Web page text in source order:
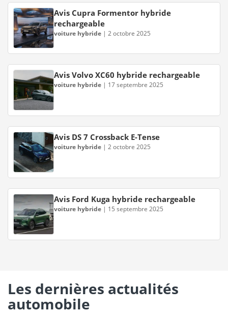
Avis Cupra Formentor hybride
rechargeable
voiture hybride | 2 octobre 2025
Avis Volvo XC60 hybride rechargeable
voiture hybride | 17 septembre 2025
Avis DS 7 Crossback E-Tense
voiture hybride | 2 octobre 2025
Avis Ford Kuga hybride rechargeable
voiture hybride | 15 septembre 2025
Les dernières actualités
automobile